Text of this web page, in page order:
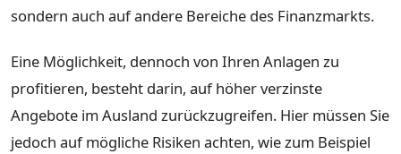
sondern auch auf andere Bereiche des Finanzmarkts.
Eine Möglichkeit, dennoch von Ihren Anlagen zu
profitieren, besteht darin, auf höher verzinste
Angebote im Ausland zurückzugreifen. Hier müssen Sie
jedoch auf mögliche Risiken achten, wie zum Beispiel